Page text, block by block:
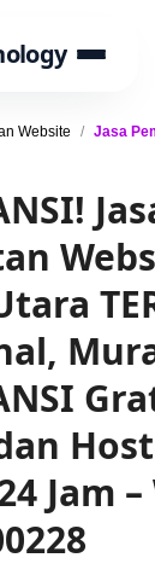
Website / Jasa
Jam –